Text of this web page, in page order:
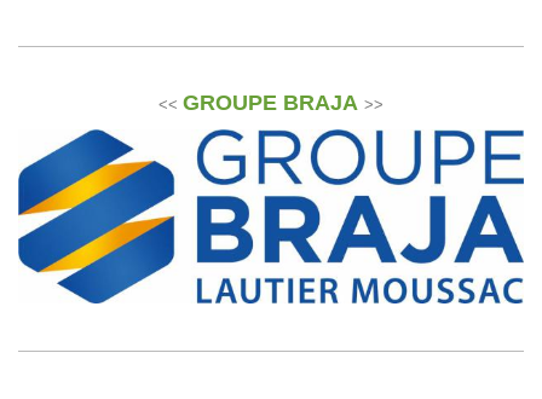
<< GROUPE BRAJA >>